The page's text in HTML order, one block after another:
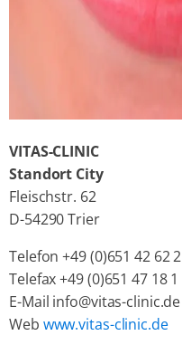
VITAS-CLINIC
Standort City
Fleischstr. 62
D-54290 Trier
Telefon +49 (0)651 42 62 2
Telefax +49 (0)651 47 18 1
E-Mail info@vitas-clinic.de
Web www.vitas-clinic.de